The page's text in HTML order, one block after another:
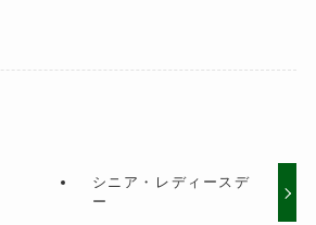
シニア・レディースデ
ー